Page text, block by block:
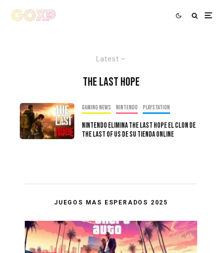
Latest
The Last Hope
Gaming news Nintendo PlayStation
Nintendo elimina The Last Hope el clon de
The Last of Us de su tienda online
JUEGOS MAS ESPERADOS 2025